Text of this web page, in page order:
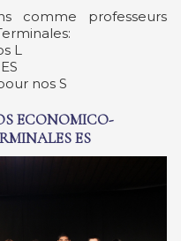
comme professeurs
L
nos S
ECONOMICO-
ES